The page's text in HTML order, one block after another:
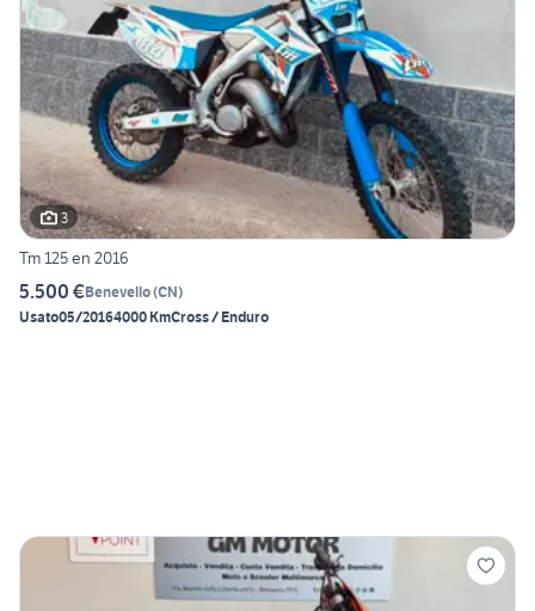
3
Tm 125 en 2016
5.500 €Benevello(CN)
Usato05/20164000 KmCross / Enduro